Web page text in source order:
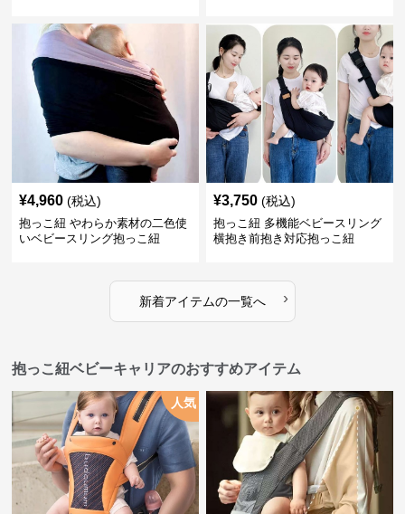
¥4,960 (税込)
抱っこ紐 やわらか素材の二色使
いベビースリング抱っこ紐
¥3,750 (税込)
抱っこ紐 多機能ベビースリング
横抱き前抱き対応抱っこ紐
新着アイテムの一覧へ ›
抱っこ紐ベビーキャリアのおすすめアイテム
人気